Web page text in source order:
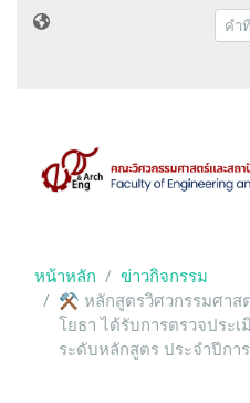
หน้าหลัก
ข่าวกิจกรรม
⚒ หลักสูตรวิศวกรรมศาส
โยธา ได้รับการตรวจประ
ระดับหลักสูตร ประจำปีกา